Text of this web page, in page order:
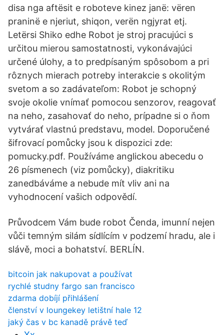
disa nga aftësit e roboteve kinez janë: vëren
praninë e njeriut, shiqon, verën ngjyrat etj.
Letërsi Shiko edhe Robot je stroj pracujúci s
určitou mierou samostatnosti, vykonávajúci
určené úlohy, a to predpísaným spôsobom a pri
rôznych mierach potreby interakcie s okolitým
svetom a so zadávateľom: Robot je schopný
svoje okolie vnímať pomocou senzorov, reagovať
na neho, zasahovať do neho, prípadne si o ňom
vytvárať vlastnú predstavu, model. Doporučené
šifrovací pomůcky jsou k dispozici zde:
pomucky.pdf. Používáme anglickou abecedu o
26 písmenech (viz pomůcky), diakritiku
zanedbáváme a nebude mít vliv ani na
vyhodnocení vašich odpovědí.
Průvodcem Vám bude robot Čenda, imunní nejen
vůči temným silám sídlícím v podzemí hradu, ale i
slávě, moci a bohatství. BERLÍN.
bitcoin jak nakupovat a používat
rychlé studny fargo san francisco
zdarma dobíjí přihlášení
členství v loungekey letištní hale 12
jaký čas v bc kanadě právě teď